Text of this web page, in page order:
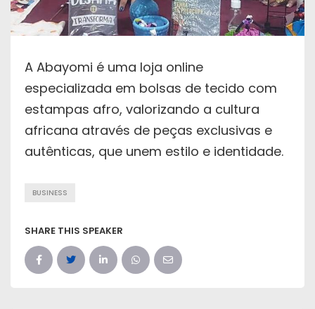
A Abayomi é uma loja online
especializada em bolsas de tecido com
estampas afro, valorizando a cultura
africana através de peças exclusivas e
autênticas, que unem estilo e identidade.
BUSINESS
SHARE THIS SPEAKER